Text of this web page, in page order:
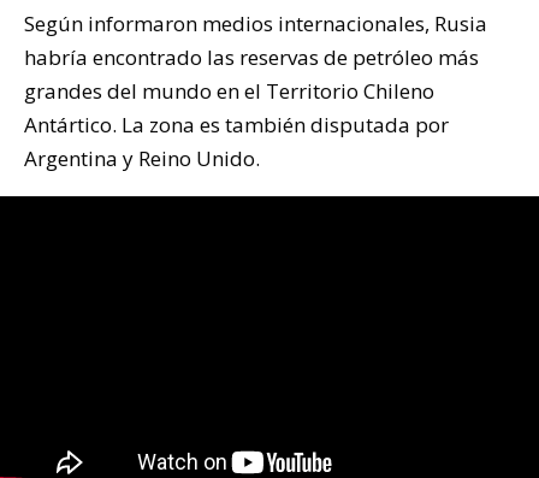
Según informaron medios internacionales, Rusia
habría encontrado las reservas de petróleo más
grandes del mundo en el Territorio Chileno
Antártico. La zona es también disputada por
Argentina y Reino Unido.